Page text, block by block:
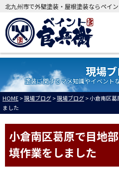
北九州市で外壁塗装・屋根塗装ならペイ
現場
塗装に関するマメ知識やイベント
HOME>現場ブログ>現場ブログ>小倉南区葛
ました
小倉南区葛原で目地
填作業をしました